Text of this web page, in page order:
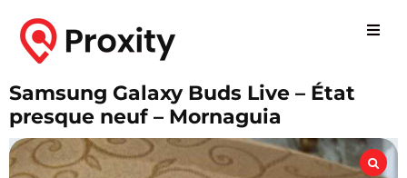
Samsung Galaxy Buds Live – État
presque neuf – Mornaguia